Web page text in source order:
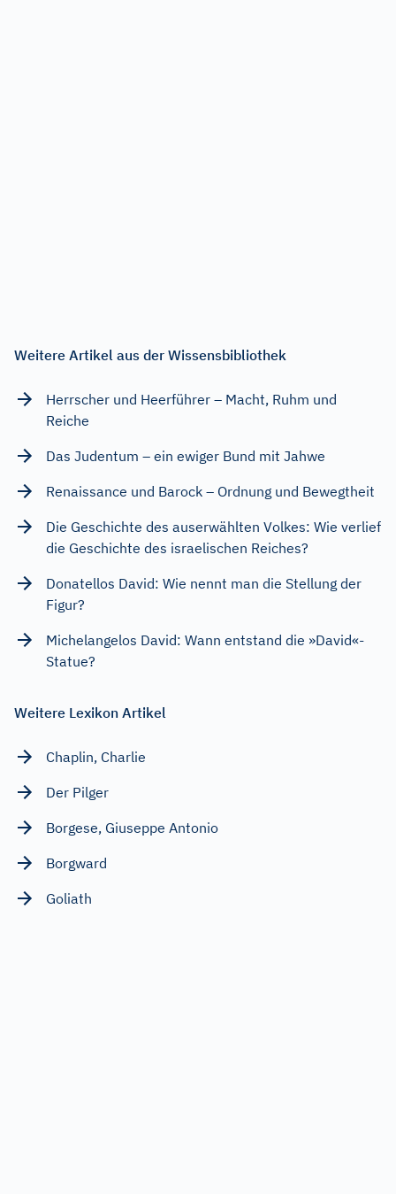
Weitere Artikel aus der Wissensbibliothek
Herrscher und Heerführer – Macht, Ruhm und
Reiche
Das Judentum – ein ewiger Bund mit Jahwe
Renaissance und Barock – Ordnung und Bewegtheit
Die Geschichte des auserwählten Volkes: Wie verlief
die Geschichte des israelischen Reiches?
Donatellos David: Wie nennt man die Stellung der
Figur?
Michelangelos David: Wann entstand die »David«-
Statue?
Weitere Lexikon Artikel
Chaplin, Charlie
Der Pilger
Borgese, Giuseppe Antonio
Borgward
Goliath